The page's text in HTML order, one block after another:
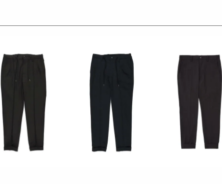
コンパクト紡績綿糸を用いたハイゲージのストレッチ素材です。
とにより、スポーティーな要素とストレッチ性を兼ね備えています。
とができ、度詰めで編みたてていますので、非常にコシのある素材です。
加工を施していますので、仕立て映えするハリ感のある素材です。
リウレタン5%